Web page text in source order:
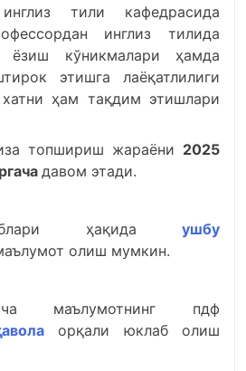
тили кафедрасида
инглиз тилида
ёзиш кўникмалари ҳамда
этишга лаёқатлилиги
хатни ҳам тақдим этишлари
топшириш жараёни 2025
давом этади.
ҳақида ушбу
олиш мумкин.
маълумотнинг пдф
орқали юклаб олиш